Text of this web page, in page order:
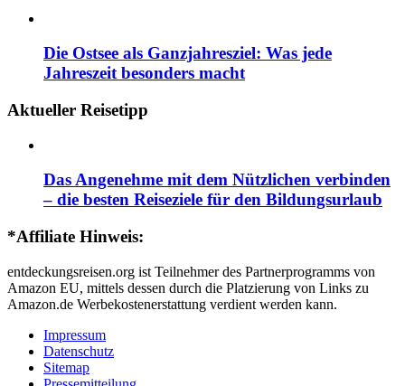
Die Ostsee als Ganzjahresziel: Was jede
Jahreszeit besonders macht
Aktueller Reisetipp
Das Angenehme mit dem Nützlichen verbinden
– die besten Reiseziele für den Bildungsurlaub
*Affiliate Hinweis:
entdeckungsreisen.org ist Teilnehmer des Partnerprogramms von
Amazon EU, mittels dessen durch die Platzierung von Links zu
Amazon.de Werbekostenerstattung verdient werden kann.
Impressum
Datenschutz
Sitemap